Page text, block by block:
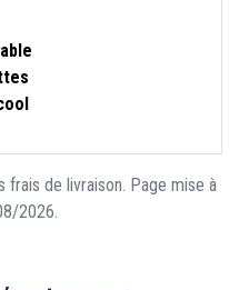
frais de livraison. Page mise à
2026.